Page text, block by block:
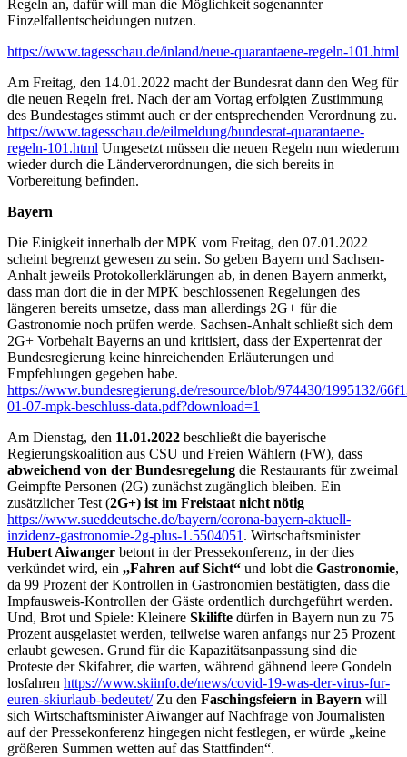
Regeln an, dafür will man die Möglichkeit sogenannter
Einzelfallentscheidungen nutzen.
https://www.tagesschau.de/inland/neue-quarantaene-regeln-101.html
Am Freitag, den 14.01.2022 macht der Bundesrat dann den Weg für
die neuen Regeln frei. Nach der am Vortag erfolgten Zustimmung
des Bundestages stimmt auch er der entsprechenden Verordnung zu.
https://www.tagesschau.de/eilmeldung/bundesrat-quarantaene-
regeln-101.html Umgesetzt müssen die neuen Regeln nun wiederum
wieder durch die Länderverordnungen, die sich bereits in
Vorbereitung befinden.
Bayern
Die Einigkeit innerhalb der MPK vom Freitag, den 07.01.2022
scheint begrenzt gewesen zu sein. So geben Bayern und Sachsen-
Anhalt jeweils Protokollerklärungen ab, in denen Bayern anmerkt,
dass man dort die in der MPK beschlossenen Regelungen des
längeren bereits umsetze, dass man allerdings 2G+ für die
Gastronomie noch prüfen werde. Sachsen-Anhalt schließt sich dem
2G+ Vorbehalt Bayerns an und kritisiert, dass der Expertenrat der
Bundesregierung keine hinreichenden Erläuterungen und
Empfehlungen gegeben habe.
https://www.bundesregierung.de/resource/blob/974430/1995132/
01-07-mpk-beschluss-data.pdf?download=1
Am Dienstag, den 11.01.2022 beschließt die bayerische
Regierungskoalition aus CSU und Freien Wählern (FW), dass
abweichend von der Bundesregelung die Restaurants für zweimal
Geimpfte Personen (2G) zunächst zugänglich bleiben. Ein
zusätzlicher Test (2G+) ist im Freistaat nicht nötig
https://www.sueddeutsche.de/bayern/corona-bayern-aktuell-
inzidenz-gastronomie-2g-plus-1.5504051 . Wirtschaftsminister
Hubert Aiwanger betont in der Pressekonferenz, in der dies
verkündet wird, ein ,,Fahren auf Sicht“ und lobt die Gastronomie,
da 99 Prozent der Kontrollen in Gastronomien bestätigten, dass die
Impfausweis-Kontrollen der Gäste ordentlich durchgeführt werden.
Und, Brot und Spiele: Kleinere Skilifte dürfen in Bayern nun zu 75
Prozent ausgelastet werden, teilweise waren anfangs nur 25 Prozent
erlaubt gewesen. Grund für die Kapazitätsanpassung sind die
Proteste der Skifahrer, die warten, während gähnend leere Gondeln
losfahren https://www.skiinfo.de/news/covid-19-was-der-virus-fur-
euren-skiurlaub-bedeutet/Zu den Faschingsfeiern in Bayern will
sich Wirtschaftsminister Aiwanger auf Nachfrage von Journalisten
auf der Pressekonferenz hingegen nicht festlegen, er würde „keine
größeren Summen wetten auf das Stattfinden“.